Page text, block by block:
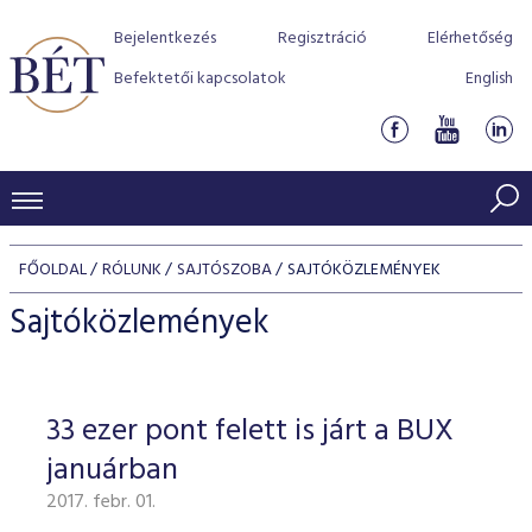
Bejelentkezés Regisztráció
Elérhetőség
Befektetői kapcsolatok
English
KERESKEDÉSI ADATOK
INDEXEK
Jelzáloglevél indexek
Vállalati kötvény indexek
Azonnali Piac
Részvények
Származékos piac
BEFEKTETŐK
Részvény szekció
Hitelpapír szekció
BÉT szabályzatok
Befektetővédelem
Alkalmazott díjstruktúra
Elszámolás
Részvény és vállalati kötvény tőzsdei bevezetését
program
BÉT Xtend - Részvénypiac egyszerűen
TŐZSDETAGOK
Tőzsdetagok, üzletkötők
VENDOROK
FŐOLDAL RÓLUNK SAJTÓSZOBA SAJTÓKÖZLEMÉNYEK
Sajtóközlemények
33 ezer pont felett is járt a BUX
januárban
2017. febr. 01.